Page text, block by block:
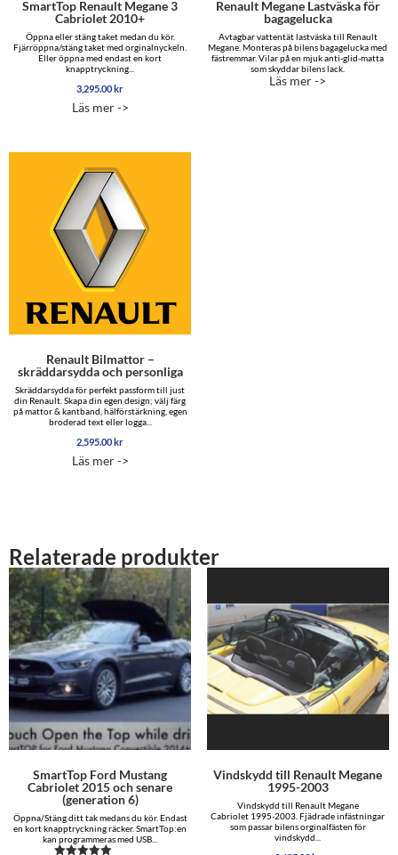
SmartTop Renault Megane 3
Cabriolet 2010+
Öppna eller stäng taket medan du kör.
Fjärröppna/stäng taket med orginalnyckeln.
Eller öppna med endast en kort
knapptryckning...
3,295.00kr
Läs mer ->
Renault Megane Lastväska för
bagagelucka
Avtagbar vattentät lastväska till Renault
Megane. Monteras på bilens bagagelucka med
fästremmar. Vilar på en mjuk anti-glid-matta
som skyddar bilens lack.
Läs mer ->
Renault Bilmattor –
skräddarsydda och personliga
Skräddarsydda för perfekt passform till just
din Renault. Skapa din egen design; välj färg
på mattor & kantband, hälförstärkning, egen
broderad text eller logga...
2,595.00kr
Läs mer ->
Relaterade produkter
SmartTop Ford Mustang
Cabriolet 2015 och senare
(generation 6)
Öppna/Stäng ditt tak medans du kör. Endast
en kort knapptryckning räcker. SmartTop:en
kan programmeras med USB...
Vindskydd till Renault Megane
1995-2003
Vindskydd till Renault Megane
Cabriolet 1995-2003. Fjädrade infästningar
som passar bilens orginalfästen för
vindskydd...